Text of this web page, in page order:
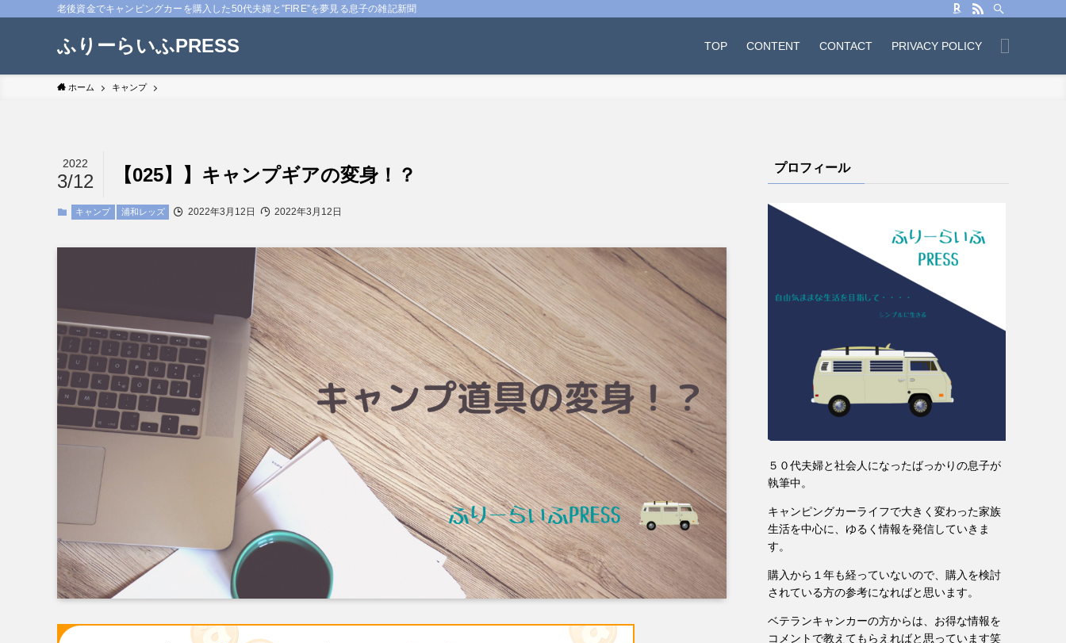
老後資金でキャンピングカーを購入した50代夫婦と”FIRE”を夢見る息子の雑記新聞
ふりーらいふPRESS TOP CONTENT CONTACT PRIVACY POLICY
ホーム キャンプ
【025】】キャンプギアの変身！？
2022
3/12
キャンプ 浦和レッズ 2022年3月12日 2022年3月12日
プロフィール
５０代夫婦と社会人になったばっかりの息子が
執筆中。
キャンピングカーライフで大きく変わった家族
生活を中心に、ゆるく情報を発信していきま
す。
購入から１年も経っていないので、購入を検討
されている方の参考になればと思います。
ベテランキャンカーの方からは、お得な情報を
コメントで教えてもらえればと思っています笑